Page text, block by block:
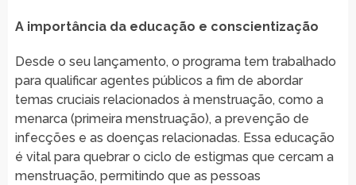
A importância da educação e conscientização
Desde o seu lançamento, o programa tem trabalhado
para qualificar agentes públicos a fim de abordar
temas cruciais relacionados à menstruação, como a
menarca (primeira menstruação), a prevenção de
infecções e as doenças relacionadas. Essa educação
é vital para quebrar o ciclo de estigmas que cercam a
menstruação, permitindo que as pessoas